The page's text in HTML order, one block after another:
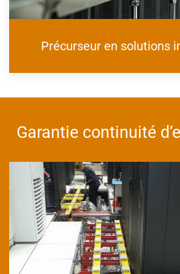
Précurseur en solutions
Garantie continuité